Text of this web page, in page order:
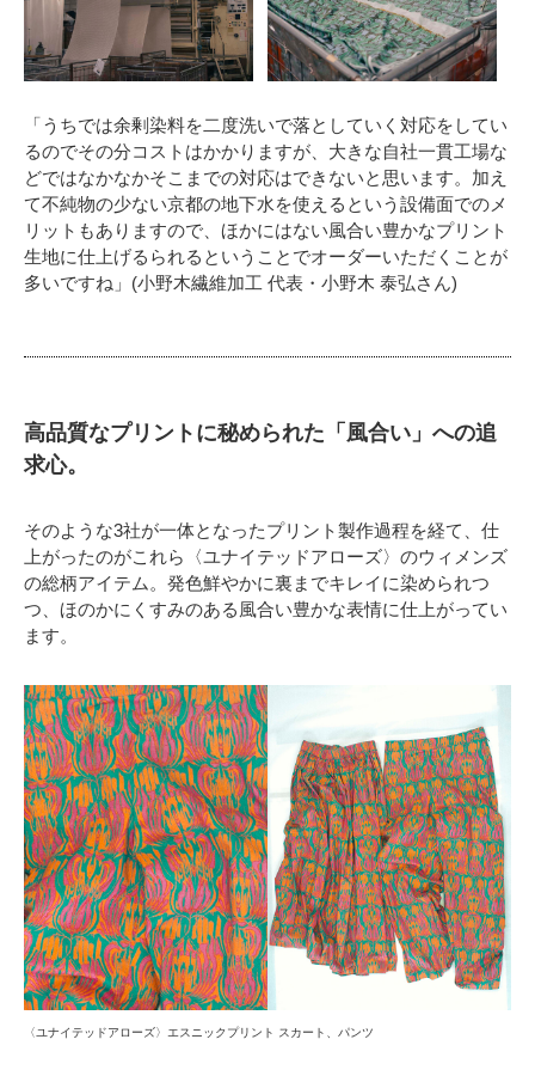
「うちでは余剰染料を二度洗いで落としていく対応をしてい
るのでその分コストはかかりますが、大きな自社一貫工場な
どではなかなかそこまでの対応はできないと思います。加え
て不純物の少ない京都の地下水を使えるという設備面でのメ
リットもありますので、ほかにはない風合い豊かなプリント
生地に仕上げるられるということでオーダーいただくことが
多いですね」(小野木繊維加工 代表・小野木 泰弘さん)
高品質なプリントに秘められた「風合い」への追
求心。
そのような3社が一体となったプリント製作過程を経て、仕
上がったのがこれら〈ユナイテッドアローズ〉のウィメンズ
の総柄アイテム。発色鮮やかに裏までキレイに染められつ
つ、ほのかにくすみのある風合い豊かな表情に仕上がってい
ます。
〈ユナイテッドアローズ〉エスニックプリント スカート、パンツ